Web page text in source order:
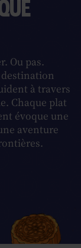
Ou pas.
à travers
Chaque plat
évoque une
aventure